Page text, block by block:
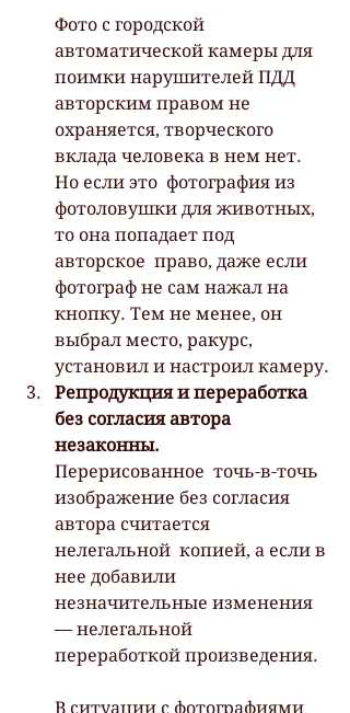
Фото с городской
автоматической камеры для
поимки нарушителей ПДД
авторским правом не
охраняется, творческого
вклада человека в нем нет.
Но если это  фотография из
фотоловушки для животных,
то она попадает под
авторское  право, даже если
фотограф не сам нажал на
кнопку. Тем не менее, он
выбрал место, ракурс,
установил и настроил камеру.
Репродукция и переработка
без согласия автора
незаконны.
Перерисованное  точь-в-точь
изображение без согласия
автора считается
нелегальной  копией, а если в
нее добавили
незначительные изменения
— нелегальной
переработкой произведения.
В ситуации с фотографиями